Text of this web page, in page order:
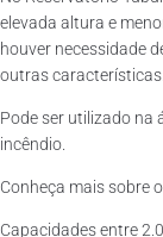
elevada altura e
houver necessidade
outras características.
Pode ser utilizado na
incêndio.
Conheça mais sobre
Capacidades entre